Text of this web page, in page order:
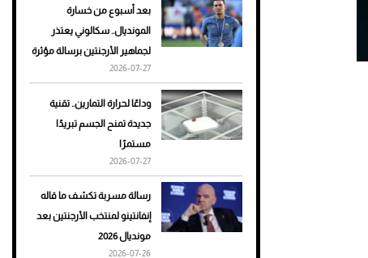
تمنحك فخامة استثنائية
هوى الأبطال
أفضل تدريج للشعر الطويل
لإطلالة جريئة وعصرية
للرجال
بعد أسبوع من خسارة
المونديال.. سكالوني يعتذر
لجماهير الأرجنتين برسالة مؤثرة
2026-07-27
وداعًا لحرارة التمارين.. تقنية
جديدة تمنح الجسم تبريدًا
مستمرًا
2026-07-27
رسالة مسربة تكشف ما قاله
إنفانتينو لمنتخب الأرجنتين بعد
مونديال 2026
2026-07-26